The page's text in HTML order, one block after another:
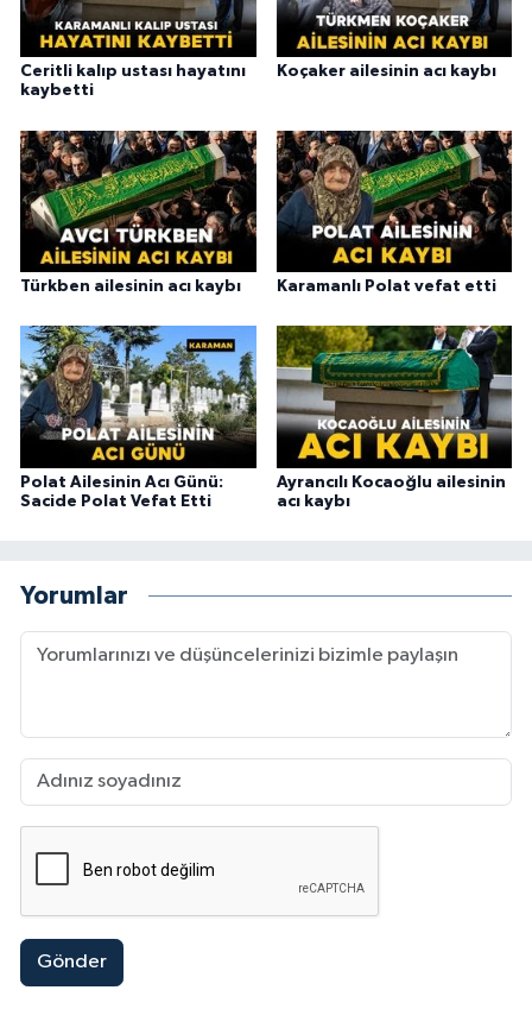
Ceritli kalıp ustası hayatını
kaybetti
Koçaker ailesinin acı kaybı
Türkben ailesinin acı kaybı Karamanlı Polat vefat etti
Polat Ailesinin Acı Günü:
Sacide Polat Vefat Etti
Ayrancılı Kocaoğlu ailesinin
acı kaybı
Yorumlar
Gönder